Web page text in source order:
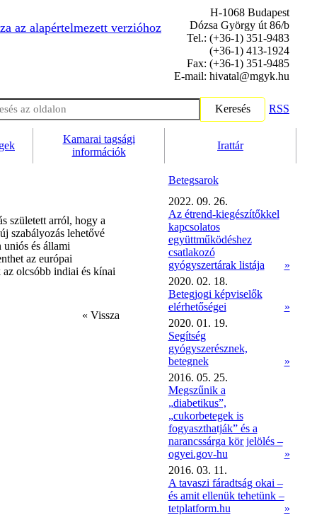
az alapértelmezett verzióhoz
H-1068 Budapest
Dózsa György út 86/b
Tel.: (+36-1) 351-9483
(+36-1) 413-1924
Fax: (+36-1) 351-9485
E-mail: hivatal@mgyk.hu
Keresés RSS
Kamarai tagsági
információk
Irattár
született arról, hogy a
szabályozás lehetővé
uniós és állami
az európai
olcsóbb indiai és kínai
« Vissza
Betegsarok
2022. 09. 26.
Az étrend-kiegészítőkkel
kapcsolatos
együttműködéshez
csatlakozó
gyógyszertárak listája
»
2020. 02. 18.
Betegjogi képviselők
elérhetőségei
»
2020. 01. 19.
Segítség
gyógyszerésznek,
betegnek
»
2016. 05. 25.
Megszűnik a
„diabetikus”,
„cukorbetegek is
fogyaszthatják” és a
narancssárga kör jelölés –
ogyei.gov-hu
»
2016. 03. 11.
A tavaszi fáradtság okai –
és amit ellenük tehetünk –
tetplatform.hu
»